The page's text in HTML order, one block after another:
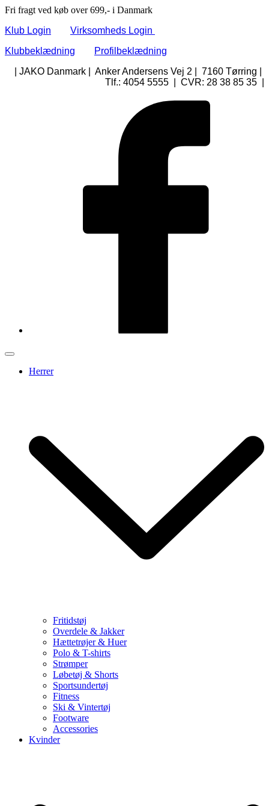
Fri fragt ved køb over 699,- i Danmark
Klub Login
Virksomheds Login
Klubbeklædning
Profilbeklædning
| JAKO Danmark | Anker Andersens Vej 2 | 7160 Tørring |
Tlf.: 4054 5555 | CVR: 28 38 85 35 |
Herrer
Fritidstøj
Overdele & Jakker
Hættetrøjer & Huer
Polo & T-shirts
Strømper
Løbetøj & Shorts
Sportsundertøj
Fitness
Ski & Vintertøj
Footware
Accessories
Kvinder